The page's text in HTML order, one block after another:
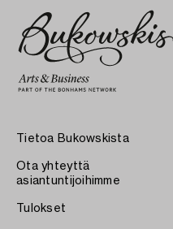
Tietoa Bukowskista
Ota yhteyttä
asiantuntijoihimme
Tulokset